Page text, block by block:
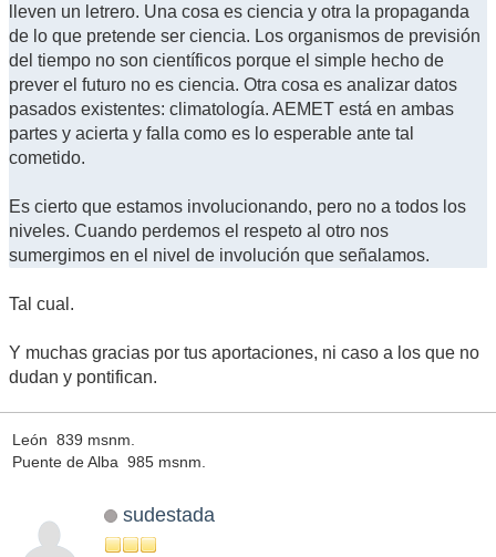
lleven un letrero. Una cosa es ciencia y otra la propaganda
de lo que pretende ser ciencia. Los organismos de previsión
del tiempo no son científicos porque el simple hecho de
prever el futuro no es ciencia. Otra cosa es analizar datos
pasados existentes: climatología. AEMET está en ambas
partes y acierta y falla como es lo esperable ante tal
cometido.
Es cierto que estamos involucionando, pero no a todos los
niveles. Cuando perdemos el respeto al otro nos
sumergimos en el nivel de involución que señalamos.
Tal cual.
Y muchas gracias por tus aportaciones, ni caso a los que no
dudan y pontifican.
León 839 msnm.
Puente de Alba 985 msnm.
sudestada